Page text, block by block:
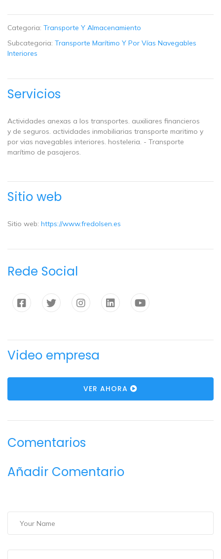
Categoria: Transporte Y Almacenamiento
Subcategoria: Transporte Marítimo Y Por Vías Navegables
Interiores
Servicios
Actividades anexas a los transportes. auxiliares financieros
y de seguros. actividades inmobiliarias transporte maritimo y
por vias navegables interiores. hosteleria. - Transporte
marítimo de pasajeros.
Sitio web
Sitio web: https://www.fredolsen.es
Rede Social
Video empresa
VER AHORA
Comentarios
Añadir Comentario